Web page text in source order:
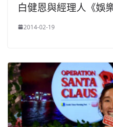
白健恩與經理人《娛
2014-02-19